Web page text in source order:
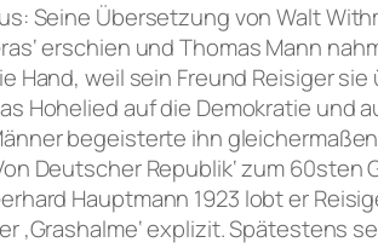
Seine Übersetzung von Walt
erschien und Thomas Mann
Hand, weil sein Freund Reisiger
Hohelied auf die Demokratie und
begeisterte ihn
Deutscher Republik‘ zum 60sten
Hauptmann 1923 lobt er
‚Grashalme‘ explizit. Spätestens